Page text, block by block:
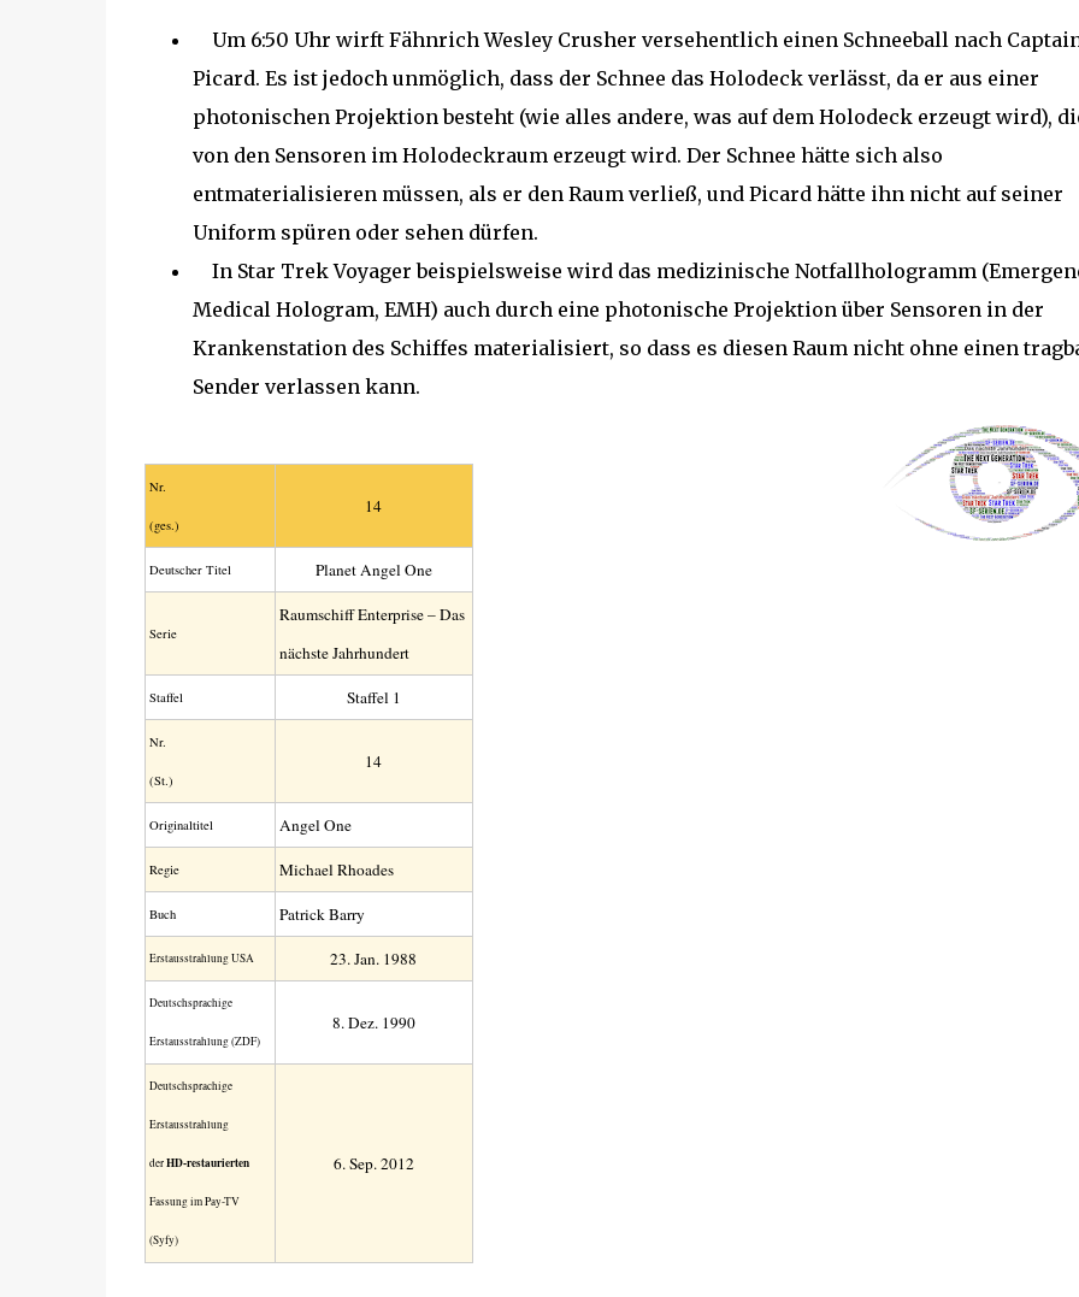
Um 6:50 Uhr wirft Fähnrich Wesley Crusher versehentlich einen Schneeball nach
Picard. Es ist jedoch unmöglich, dass der Schnee das Holodeck verlässt, da er aus einer
photonischen Projektion besteht (wie alles andere, was auf dem Holodeck erzeugt wird),
von den Sensoren im Holodeckraum erzeugt wird. Der Schnee hätte sich also
entmaterialisieren müssen, als er den Raum verließ, und Picard hätte ihn nicht auf seiner
Uniform spüren oder sehen dürfen.
In Star Trek Voyager beispielsweise wird das medizinische Notfallhologramm
Medical Hologram, EMH) auch durch eine photonische Projektion über Sensoren in der
Krankenstation des Schiffes materialisiert, so dass es diesen Raum nicht ohne einen
Sender verlassen kann.
Nr.
(ges.)
14
Deutscher Titel Planet Angel One
Serie
Raumschiff Enterprise – Das
nächste Jahrhundert
Staffel Staffel 1
Nr.
(St.)
14
Original­titel Angel One
Regie Michael Rhoades
Buch Patrick Barry
Erstaus­strahlung USA 23. Jan. 1988
Deutsch­sprachige
Erstaus­strahlung (ZDF)
8. Dez. 1990
Deutschsprachige
Erstausstrahlung
derHD-restaurierten
Fassung im Pay-TV
(Syfy)
6. Sep. 2012